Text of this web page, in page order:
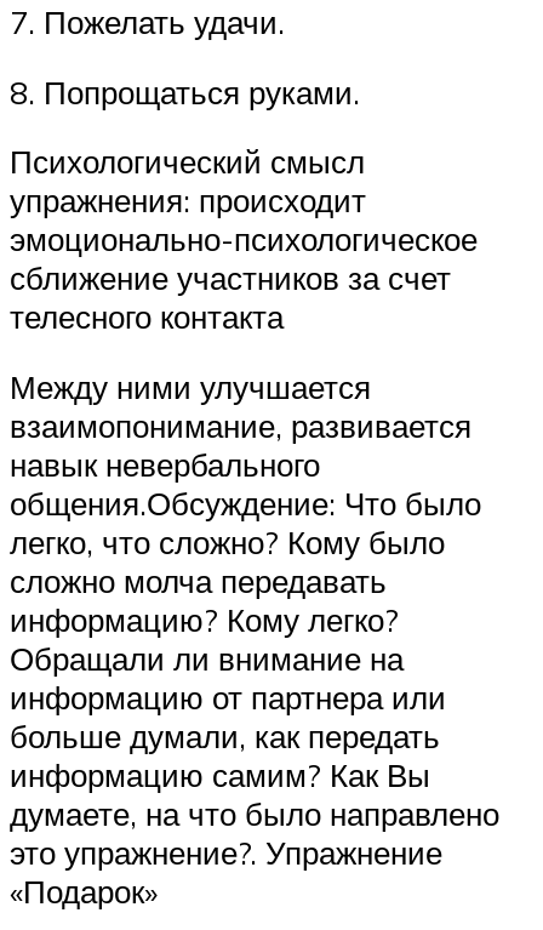
7. Пожелать удачи.
8. Попрощаться руками.
Психологический смысл
упражнения: происходит
эмоционально-психологическое
сближение участников за счет
телесного контакта
Между ними улучшается
взаимопонимание, развивается
навык невербального
общения.Обсуждение: Что было
легко, что сложно? Кому было
сложно молча передавать
информацию? Кому легко?
Обращали ли внимание на
информацию от партнера или
больше думали, как передать
информацию самим? Как Вы
думаете, на что было направлено
это упражнение?. Упражнение
«Подарок»